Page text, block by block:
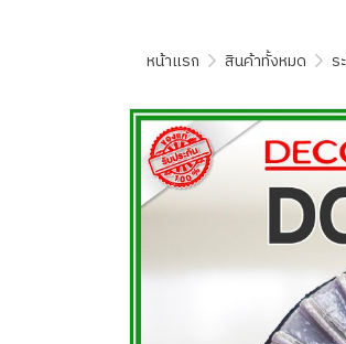
หน้าแรก สินค้าทั้งหมด ร